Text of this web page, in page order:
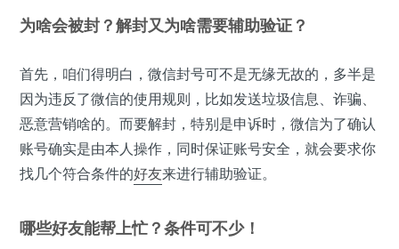
为啥会被封？解封又为啥需要辅助验证？
首先，咱们得明白，微信封号可不是无缘无故的，多半是
因为违反了微信的使用规则，比如发送垃圾信息、诈骗、
恶意营销啥的。而要解封，特别是申诉时，微信为了确认
账号确实是由本人操作，同时保证账号安全，就会要求你
找几个符合条件的好友来进行辅助验证。
哪些好友能帮上忙？条件可不少！